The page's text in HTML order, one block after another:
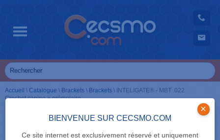
BIENVENUE SUR CECSMO.COM
Ce site internet est exclusivement réservé et uniquement
×
Accueil \ Catalogue \ Brackets \ Brackets \ INTELIGATE® - MBT .022
Crochet canine + prémolaire